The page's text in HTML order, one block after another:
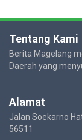
Tentang Kami
Berita Magelang
Daerah yang
Alamat
Jalan Soekarno
56511